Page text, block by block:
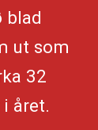
blad
ut som
32
året.